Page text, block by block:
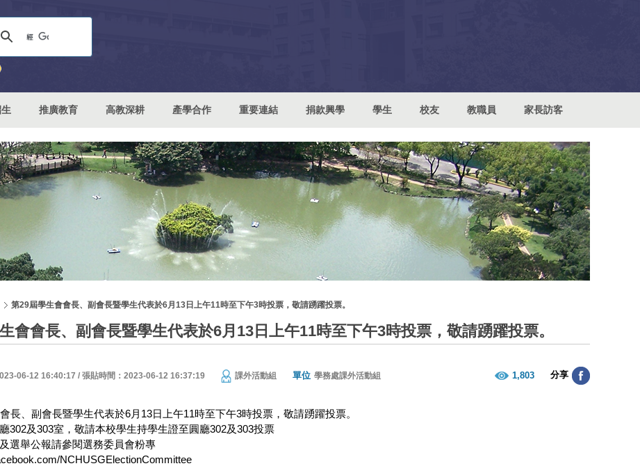
推廣教育 高教深耕 產學合作 重要連結 捐款興學 學生 校友 教職員 家長訪客
第29屆學生會會長、副會長暨學生代表於6月13日上午11時至下午3時投票，敬請踴躍投票。
會會長、副會長暨學生代表於6月13日上午11時至下午3時投票，敬請踴躍投票。
06-12 16:40:17 / 張貼時間：2023-06-12 16:37:19 課外活動組 單位 學務處課外活動組 1,803 分享
長、副會長暨學生代表於6月13日上午11時至下午3時投票，敬請踴躍投票。
302及303室，敬請本校學生持學生證至圓廳302及303投票
選舉公報請參閱選務委員會粉專
NCHUSGElectionCommittee